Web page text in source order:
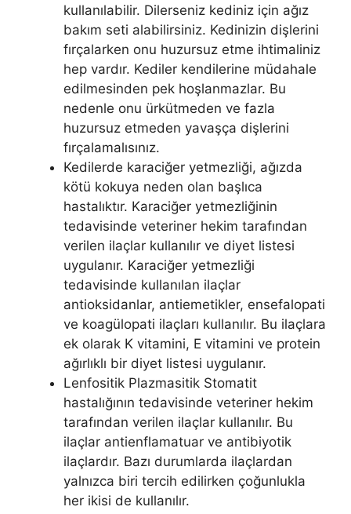
kullanılabilir. Dilerseniz kediniz için ağız
bakım seti alabilirsiniz. Kedinizin dişlerini
fırçalarken onu huzursuz etme ihtimaliniz
hep vardır. Kediler kendilerine müdahale
edilmesinden pek hoşlanmazlar. Bu
nedenle onu ürkütmeden ve fazla
huzursuz etmeden yavaşça dişlerini
fırçalamalısınız.
Kedilerde karaciğer yetmezliği, ağızda
kötü kokuya neden olan başlıca
hastalıktır. Karaciğer yetmezliğinin
tedavisinde veteriner hekim tarafından
verilen ilaçlar kullanılır ve diyet listesi
uygulanır. Karaciğer yetmezliği
tedavisinde kullanılan ilaçlar
antioksidanlar, antiemetikler, ensefalopati
ve koagülopati ilaçları kullanılır. Bu ilaçlara
ek olarak K vitamini, E vitamini ve protein
ağırlıklı bir diyet listesi uygulanır.
Lenfositik Plazmasitik Stomatit
hastalığının tedavisinde veteriner hekim
tarafından verilen ilaçlar kullanılır. Bu
ilaçlar antienflamatuar ve antibiyotik
ilaçlardır. Bazı durumlarda ilaçlardan
yalnızca biri tercih edilirken çoğunlukla
her ikisi de kullanılır.